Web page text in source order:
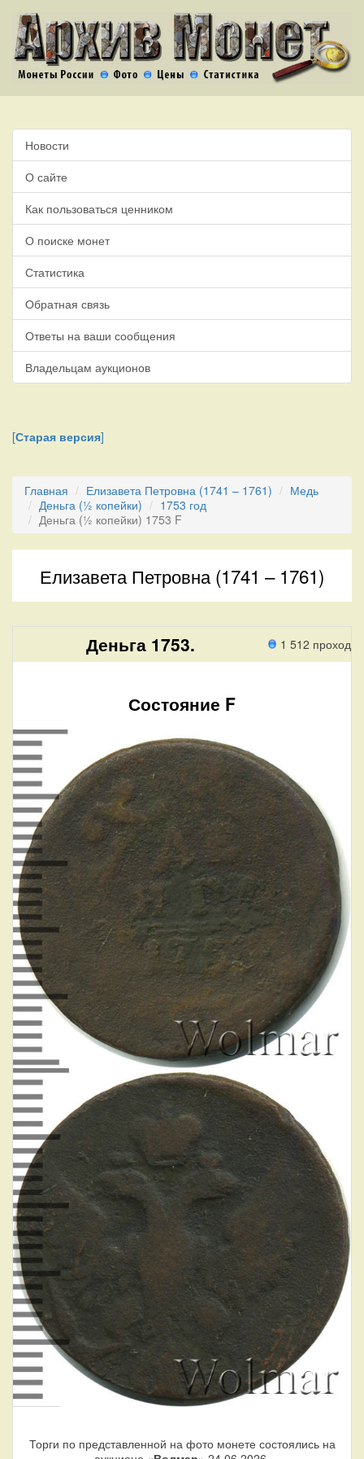
Новости
О сайте
Как пользоваться ценником
О поиске монет
Статистика
Обратная связь
Ответы на ваши сообщения
Владельцам аукционов
[Старая версия]
Главная Елизавета Петровна (1741 – 1761)
Медь
Деньга (½ копейки)
1753 год
Деньга (½ копейки) 1753 F
Елизавета Петровна (1741 – 1761)
1 512 проход
Деньга 1753.
Состояние F
Торги по представленной на фото монете состоялись на